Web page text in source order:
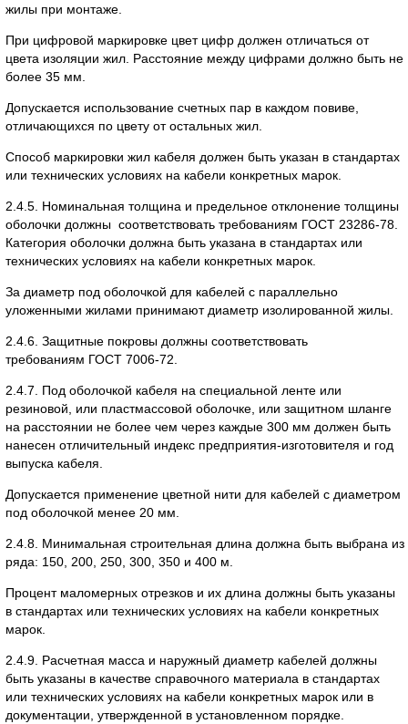
жилы при монтаже.
При цифровой маркировке цвет цифр должен отличаться от
цвета изоляции жил. Расстояние между цифрами должно быть не
более 35 мм.
Допускается использование счетных пар в каждом повиве,
отличающихся по цвету от остальных жил.
Способ маркировки жил кабеля должен быть указан в стандартах
или технических условиях на кабели конкретных марок.
2.4.5. Номинальная толщина и предельное отклонение толщины
оболочки должны соответствовать требованиям ГОСТ 23286-78.
Категория оболочки должна быть указана в стандартах или
технических условиях на кабели конкретных марок.
За диаметр под оболочкой для кабелей с параллельно
уложенными жилами принимают диаметр изолированной жилы.
2.4.6. Защитные покровы должны соответствовать
требованиям ГОСТ 7006-72.
2.4.7. Под оболочкой кабеля на специальной ленте или
резиновой, или пластмассовой оболочке, или защитном шланге
на расстоянии не более чем через каждые 300 мм должен быть
нанесен отличительный индекс предприятия-изготовителя и год
выпуска кабеля.
Допускается применение цветной нити для кабелей с диаметром
под оболочкой менее 20 мм.
2.4.8. Минимальная строительная длина должна быть выбрана из
ряда: 150, 200, 250, 300, 350 и 400 м.
Процент маломерных отрезков и их длина должны быть указаны
в стандартах или технических условиях на кабели конкретных
марок.
2.4.9. Расчетная масса и наружный диаметр кабелей должны
быть указаны в качестве справочного материала в стандартах
или технических условиях на кабели конкретных марок или в
документации, утвержденной в установленном порядке.